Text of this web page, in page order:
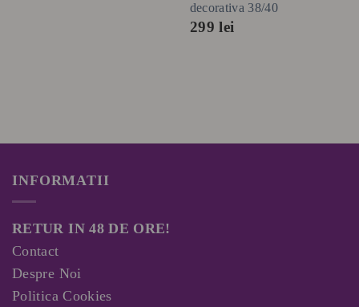
decorativa 38/40
299lei
INFORMATII
RETUR IN 48 DE ORE!
Contact
Despre Noi
Politica Cookies